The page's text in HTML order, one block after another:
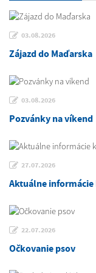
03.08.2026
Zájazd do Maďarska
03.08.2026
Pozvánky na víkend
27.07.2026
Aktuálne
22.07.2026
Očkovanie psov